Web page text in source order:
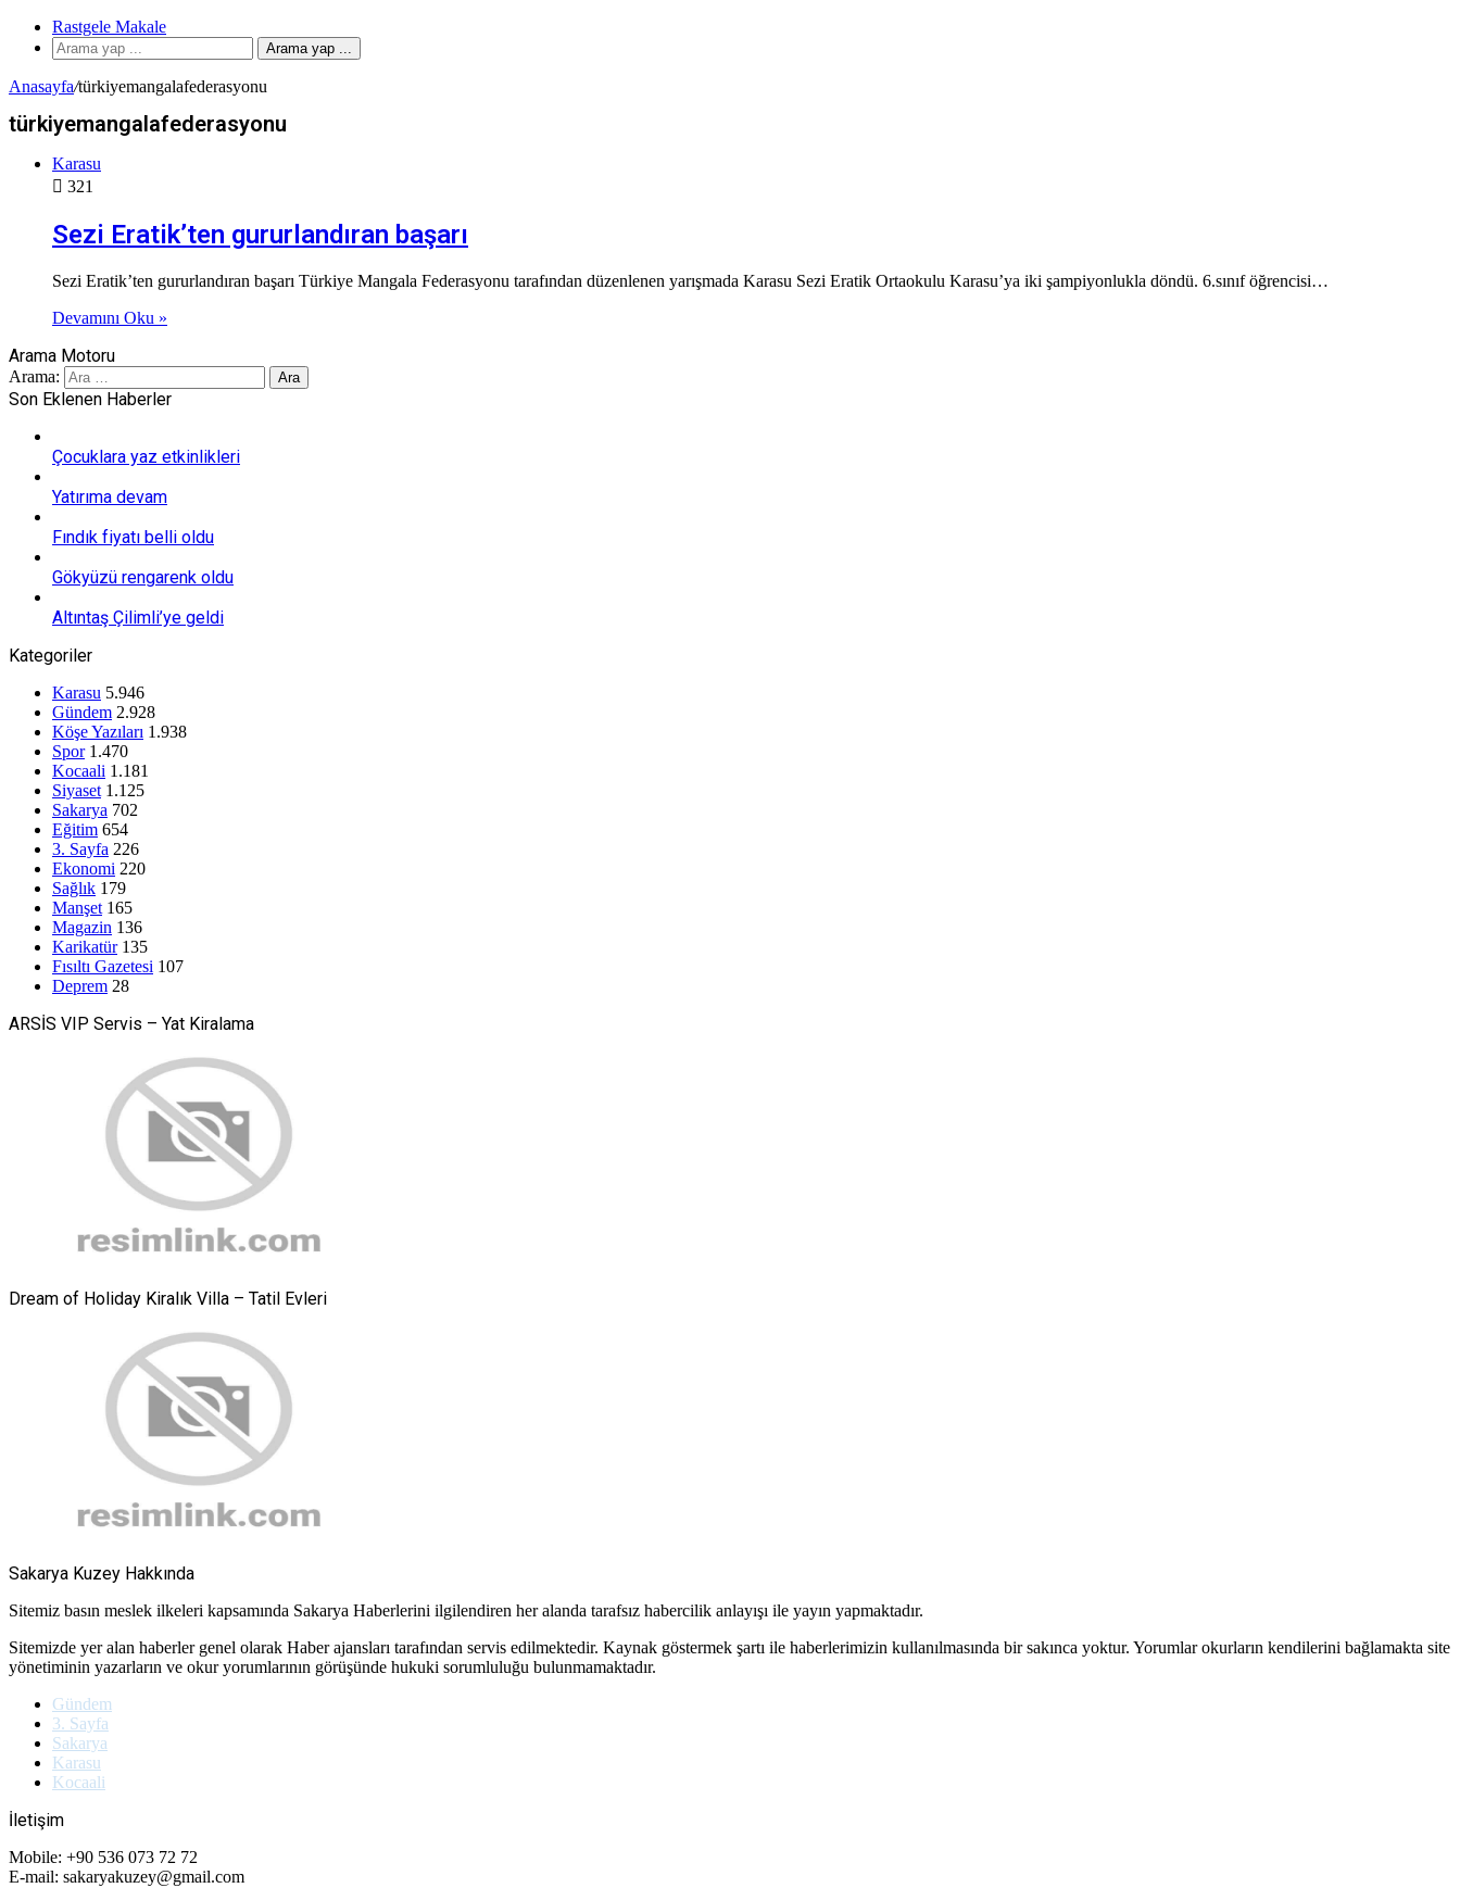
Rastgele Makale
Arama yap ...
Anasayfa/türkiyemangalafederasyonu
türkiyemangalafederasyonu
Karasu
321
Sezi Eratik’ten gururlandıran başarı
Sezi Eratik’ten gururlandıran başarı Türkiye Mangala Federasyonu tarafından düzenlenen yarışmada Karasu Sezi Eratik Ortaokulu Karasu’ya iki şampiyonlukla döndü. 6.sınıf öğrencisi…
Devamını Oku »
Arama Motoru
Arama:
Son Eklenen Haberler
Çocuklara yaz etkinlikleri
Yatırıma devam
Fındık fiyatı belli oldu
Gökyüzü rengarenk oldu
Altıntaş Çilimli’ye geldi
Kategoriler
Karasu 5.946
Gündem 2.928
Köşe Yazıları 1.938
Spor 1.470
Kocaali 1.181
Siyaset 1.125
Sakarya 702
Eğitim 654
3. Sayfa 226
Ekonomi 220
Sağlık 179
Manşet 165
Magazin 136
Karikatür 135
Fısıltı Gazetesi 107
Deprem 28
ARSİS VIP Servis – Yat Kiralama
Dream of Holiday Kiralık Villa – Tatil Evleri
Sakarya Kuzey Hakkında
Sitemiz basın meslek ilkeleri kapsamında Sakarya Haberlerini ilgilendiren her alanda tarafsız habercilik anlayışı ile yayın yapmaktadır.
Sitemizde yer alan haberler genel olarak Haber ajansları tarafından servis edilmektedir. Kaynak göstermek şartı ile haberlerimizin kullanılmasında bir sakınca yoktur. Yorumlar okurların kendilerini bağlamakta site
yönetiminin yazarların ve okur yorumlarının görüşünde hukuki sorumluluğu bulunmamaktadır.
Gündem
3. Sayfa
Sakarya
Karasu
Kocaali
İletişim
Mobile: +90 536 073 72 72
E-mail: sakaryakuzey@gmail.com